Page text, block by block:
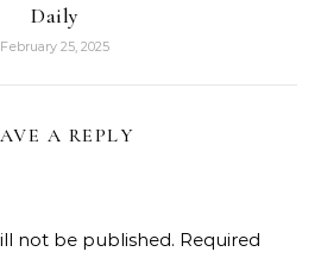
Daily
February 25, 2025
A REPLY
not be published. Required